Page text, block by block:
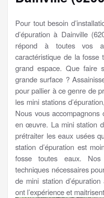
Pour tout besoin
d’épuration à Dainville
répond à toutes vos
caractéristique de la fosse
grand espace. Que faire
grande surface ?
pour pallier à ce genre de
les mini stations
Nous vous
en œuvre. La mini station
prétraiter les eaux usées
station d’épuration est
fosse toutes eaux. Nos
techniques nécessaires
de mini station
ont l’expérience et